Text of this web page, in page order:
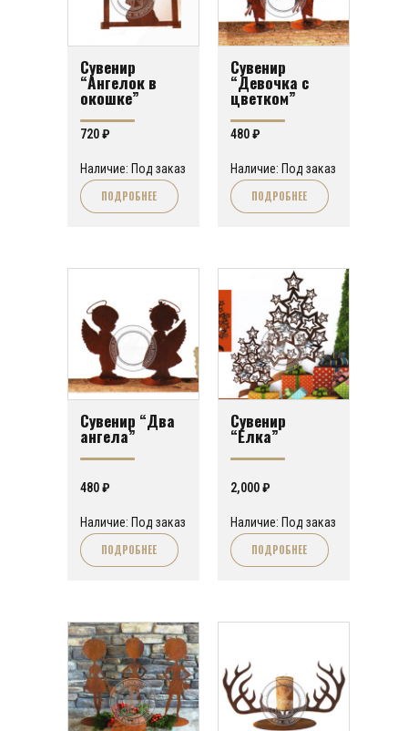
Сувенир
“Ангелок в
окошке”
720₽
Наличие: Под заказ
ПОДРОБНЕЕ
Сувенир
“Девочка с
цветком”
480₽
Наличие: Под заказ
ПОДРОБНЕЕ
Сувенир “Два
ангела”
480₽
Наличие: Под заказ
ПОДРОБНЕЕ
Сувенир
“Елка”
2,000₽
Наличие: Под заказ
ПОДРОБНЕЕ